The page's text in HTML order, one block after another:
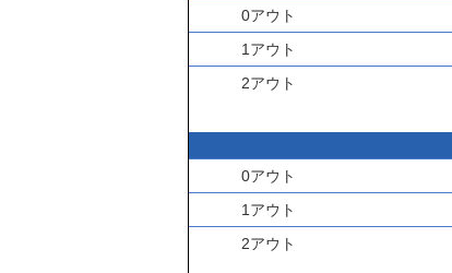
0アウト
1アウト
2アウト
0アウト
1アウト
2アウト